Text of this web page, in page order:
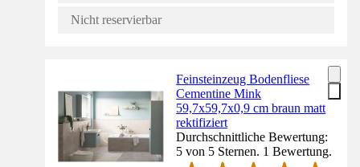
Nicht reservierbar
Feinsteinzeug Bodenfliese
Cementine Mink
59,7x59,7x0,9 cm braun matt
rektifiziert
Durchschnittliche Bewertung:
5 von 5 Sternen. 1 Bewertung.